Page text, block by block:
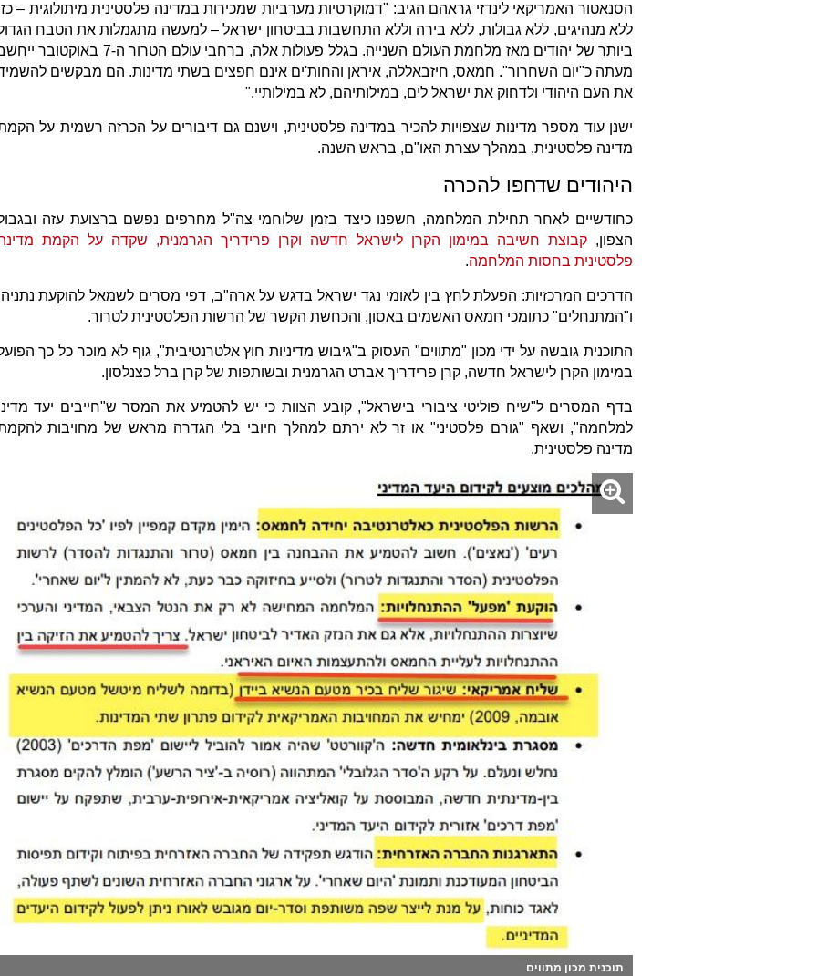
הסנאטור האמריקאי לינדזי גראהם הגיב: "דמוקרטיות מערביות שמכירות במדינה פלסטינית מיתולוגית –
ללא מנהיגים, ללא גבולות, ללא בירה וללא התחשבות בביטחון ישראל – למעשה מתגמלות את הטבח
ביותר של יהודים מאז מלחמת העולם השנייה. בגלל פעולות אלה, ברחבי עולם הטרור ה-7 באוקטובר
מעתה כ"יום השחרור". חמאס, חיזבאללה, איראן והחות'ים אינם חפצים בשתי מדינות. הם מבקשים
את העם היהודי ולדחוק את ישראל לים, במילותיהם, לא במילותיי."
ישנן עוד מספר מדינות שצפויות להכיר במדינה פלסטינית, וישנם גם דיבורים על הכרזה רשמית על
מדינה פלסטינית, במהלך עצרת האו"ם, בראש השנה.
היהודים שדחפו להכרה
כחודשיים לאחר תחילת המלחמה, חשפנו כיצד בזמן שלוחמי צה"ל מחרפים נפשם ברצועת עזה
הצפון,קבוצת חשיבה במימון הקרן לישראל חדשה וקרן פרידריך הגרמנית, שקדה על הקמת
פלסטינית בחסות המלחמה.
הדרכים המרכזיות: הפעלת לחץ בין לאומי נגד ישראל בדגש על ארה"ב, דפי מסרים לשמאל להוקעת
ו"המתנחלים" כתומכי חמאס האשמים באסון, והכחשת הקשר של הרשות הפלסטינית לטרור.
התוכנית גובשה על ידי מכון "מתווים" העסוק ב"גיבוש מדיניות חוץ אלטרנטיבית", גוף לא מוכר כל כך
במימון הקרן לישראל חדשה, קרן פרידריך אברט הגרמנית ובשותפות של קרן ברל כצנלסון.
בדף המסרים ל"שיח פוליטי ציבורי בישראל", קובע הצוות כי יש להטמיע את המסר ש"חייבים יעד
למלחמה", ושאף "גורם פלסטיני" או זר לא ירתם למהלך חיובי בלי הגדרה מראש של מחויבות
מדינה פלסטינית.
תוכנית מכון מתווים